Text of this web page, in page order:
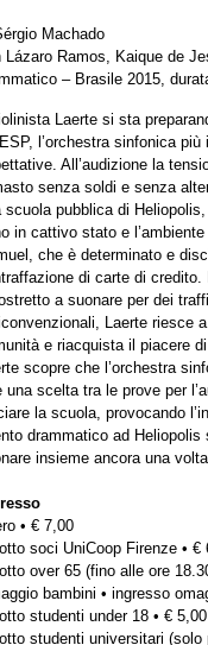
Machado
Lázaro Ramos, Kaique de
– Brasile 2015,
Laerte si sta
l’orchestra sinfonica
All’audizione la
senza soldi e senza
scuola pubblica di
in cattivo stato e
che è determinato e
di carte di
a suonare per dei
Laerte riesce
e riacquista il piacere
scopre che l’orchestra
una scelta tra le prove per
la scuola, provocando
drammatico ad Heliopolis
insieme ancora una
• € 7,00
soci UniCoop Firenze • €
over 65 (fino alle ore
bambini • ingresso
studenti under 18 • € 5,00
studenti universitari